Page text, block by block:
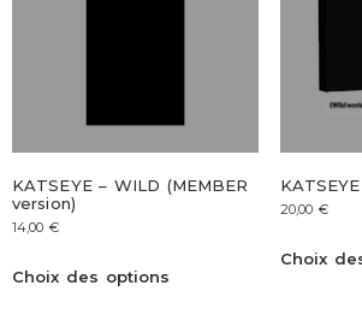
KATSEYE – WILD (MEMBER
version)
14,00€
Choix des options
20,00 €
Choix